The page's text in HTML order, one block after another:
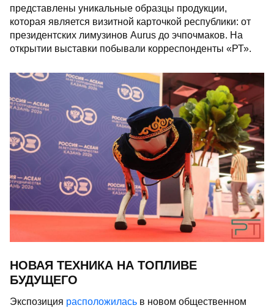
представлены уникальные образцы продукции,
которая является визитной карточкой республики: от
президентских лимузинов Aurus до эчпочмаков. На
открытии выставки побывали корреспонденты «РТ».
НОВАЯ ТЕХНИКА НА ТОПЛИВЕ
БУДУЩЕГО
Экспозиция расположилась в новом общественном